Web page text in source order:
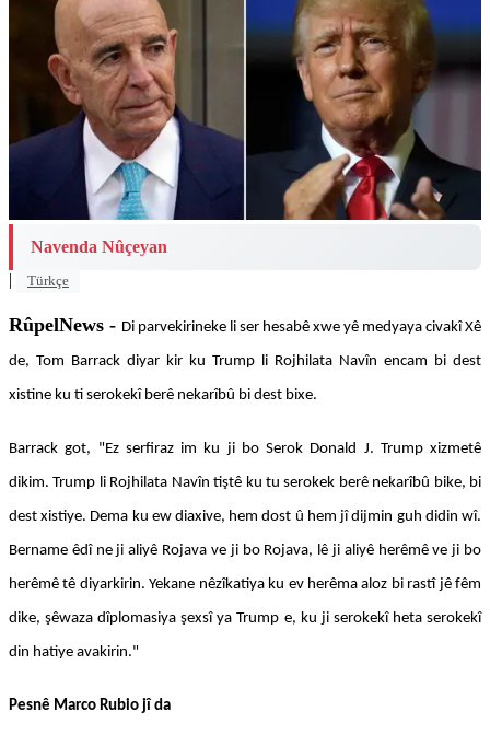
Navenda Nûçeyan
|
Türkçe
RûpelNews - Di parvekirineke li ser hesabê xwe yê medyaya civakî Xê
de, Tom Barrack diyar kir ku Trump li Rojhilata Navîn encam bi dest
xistine ku ti serokekî berê nekarîbû bi dest bixe.
Barrack got, "Ez serfiraz im ku ji bo Serok Donald J. Trump xizmetê
dikim. Trump li Rojhilata Navîn tiştê ku tu serokek berê nekarîbû bike, bi
dest xistiye. Dema ku ew diaxive, hem dost û hem jî dijmin guh didin wî.
Bername êdî ne ji aliyê Rojava ve ji bo Rojava, lê ji aliyê herêmê ve ji bo
herêmê tê diyarkirin. Yekane nêzîkatiya ku ev herêma aloz bi rastî jê fêm
dike, şêwaza dîplomasiya şexsî ya Trump e, ku ji serokekî heta serokekî
din hatiye avakirin."
Pesnê Marco Rubio jî da